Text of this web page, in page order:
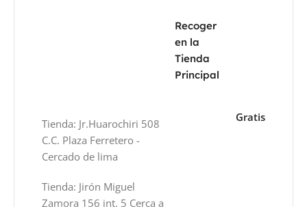
Recoger
en la
Tienda
Principal
Tienda: Jr.Huarochiri 508
C.C. Plaza Ferretero -
Cercado de lima
Tienda: Jirón Miguel
Zamora 156 int. 5 Cerca a
Gratis